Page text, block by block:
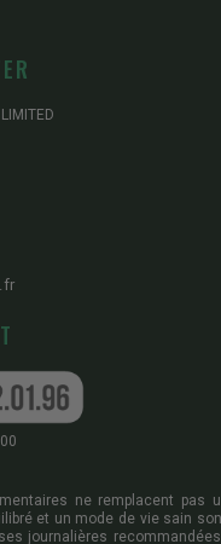
ne remplacent pas
et un mode de vie sain
journalières